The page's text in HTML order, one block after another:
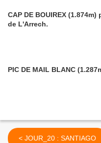
CAP DE BOUIREX (1.874m)
de L'Arrech.
PIC DE MAIL BLANC
< JOUR_20 : SANTIAGO